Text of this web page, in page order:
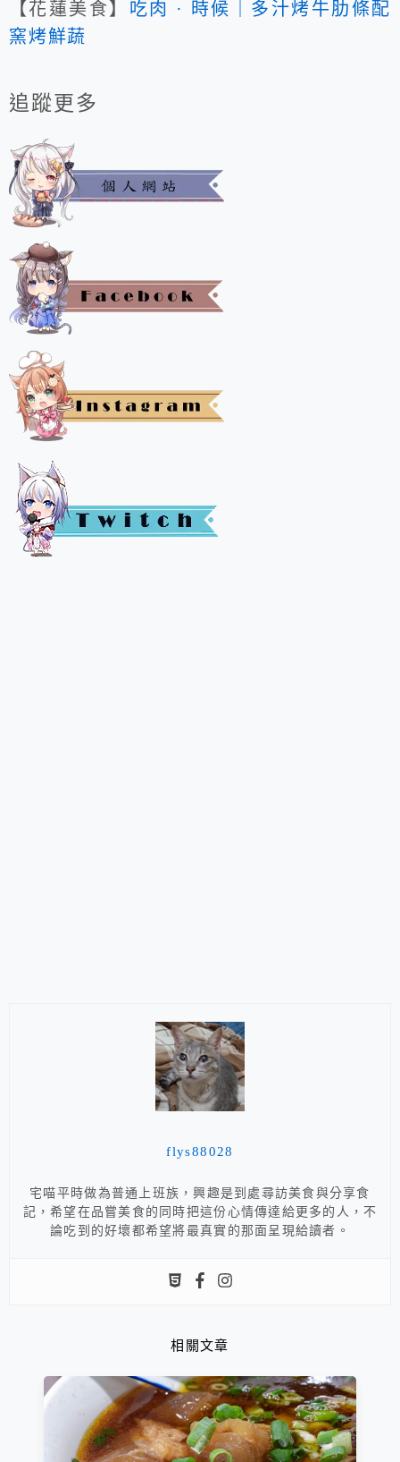
【花蓮美食】 吃肉 · 時候｜多汁烤牛肋條配
窯烤鮮蔬
追蹤更多
flys88028
宅喵平時做為普通上班族，興趣是到處尋訪美食與分享食
記，希望在品嘗美食的同時把這份心情傳達給更多的人，不
論吃到的好壞都希望將最真實的那面呈現給讀者。
相關文章